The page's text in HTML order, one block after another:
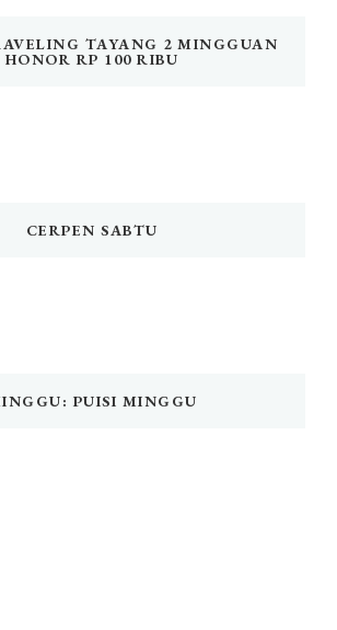
TAYANG 2 MINGGUAN
HONOR RP 100 RIBU
CERPEN SABTU
PUISI MINGGU